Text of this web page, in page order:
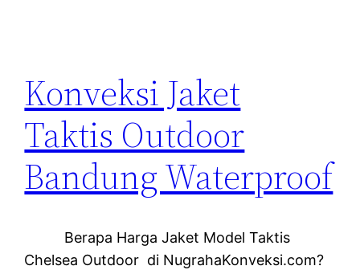
Konveksi Jaket
Taktis Outdoor
Bandung Waterproof
Berapa Harga Jaket Model Taktis
Chelsea Outdoor di NugrahaKonveksi.com?